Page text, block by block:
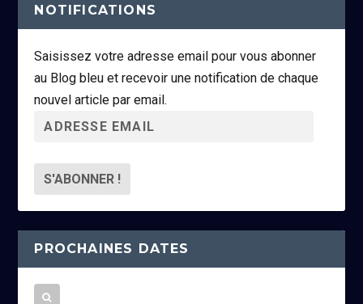
NOTIFICATIONS
Saisissez votre adresse email pour vous abonner
au Blog bleu et recevoir une notification de chaque
nouvel article par email.
r
s
s
e
m
PROCHAINES DATES